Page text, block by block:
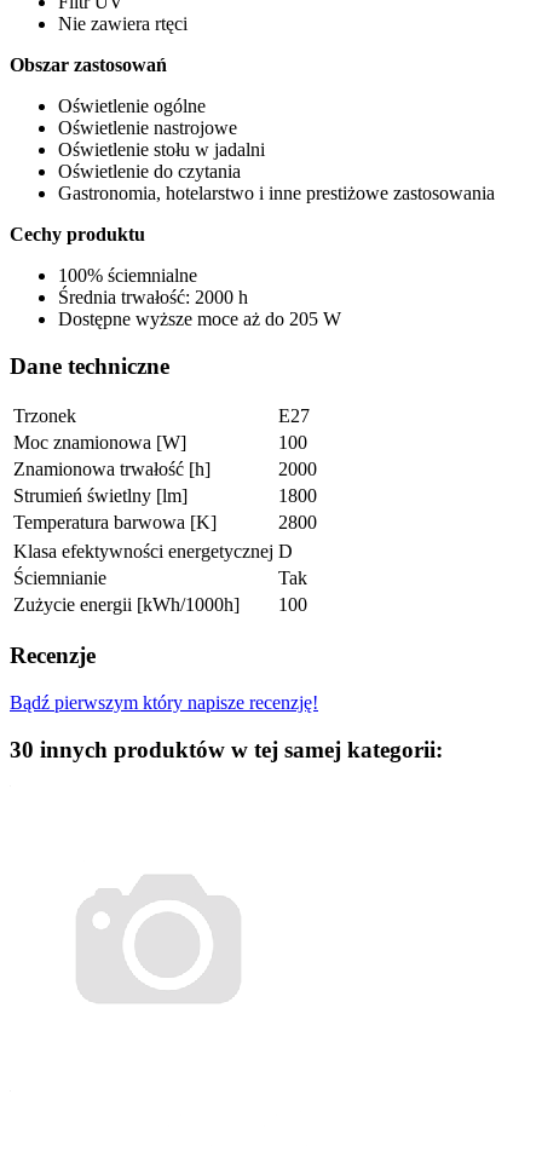
Nie zawiera rtęci
Obszar zastosowań
Oświetlenie ogólne
Oświetlenie nastrojowe
Oświetlenie stołu w jadalni
Oświetlenie do czytania
Gastronomia, hotelarstwo i inne prestiżowe zastosowania
Cechy produktu
100% ściemnialne
Średnia trwałość: 2000 h
Dostępne wyższe moce aż do 205 W
Dane techniczne
Trzonek
E27
Moc znamionowa [W]
100
Znamionowa trwałość [h]
2000
Strumień świetlny [lm]
1800
Temperatura barwowa [K]
2800
Klasa efektywności energetycznej D
Ściemnianie
Tak
Zużycie energii [kWh/1000h]
100
Recenzje
Bądź pierwszym który napisze recenzję!
30 innych produktów w tej samej kategorii: